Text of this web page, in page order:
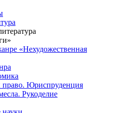
«Нехудожественная
право. Юриспруденция
Рукоделие